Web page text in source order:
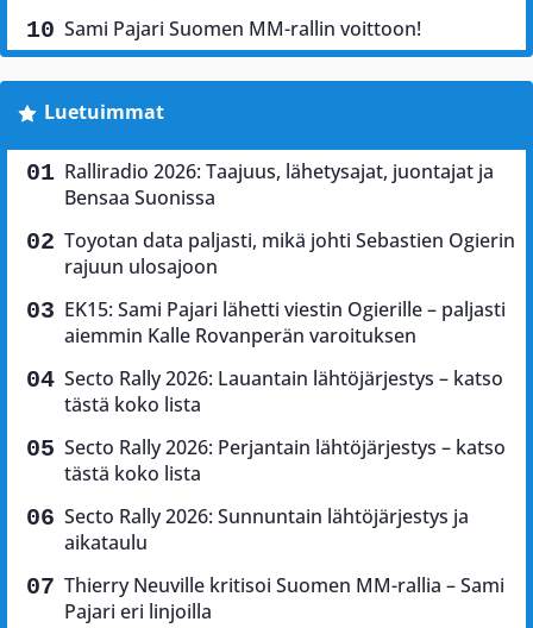
Sami Pajari Suomen MM-rallin voittoon!
Luetuimmat
Ralliradio 2026: Taajuus, lähetysajat, juontajat ja
Bensaa Suonissa
Toyotan data paljasti, mikä johti Sebastien Ogierin
rajuun ulosajoon
EK15: Sami Pajari lähetti viestin Ogierille – paljasti
aiemmin Kalle Rovanperän varoituksen
Secto Rally 2026: Lauantain lähtöjärjestys – katso
tästä koko lista
Secto Rally 2026: Perjantain lähtöjärjestys – katso
tästä koko lista
Secto Rally 2026: Sunnuntain lähtöjärjestys ja
aikataulu
Thierry Neuville kritisoi Suomen MM-rallia – Sami
Pajari eri linjoilla